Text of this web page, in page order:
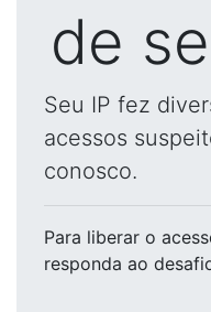
de
Seu IP fez
acessos
conosco.
Para liberar o
responda ao